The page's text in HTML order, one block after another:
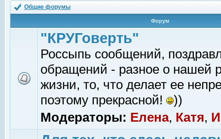
Общие форумы
Форум
"КРУГоверть"
Россыпь сообщений,
обращений - разное о нашей
жизни, то, что делает ее
поэтому прекрасной!
))
Модераторы: Елена, Катя,